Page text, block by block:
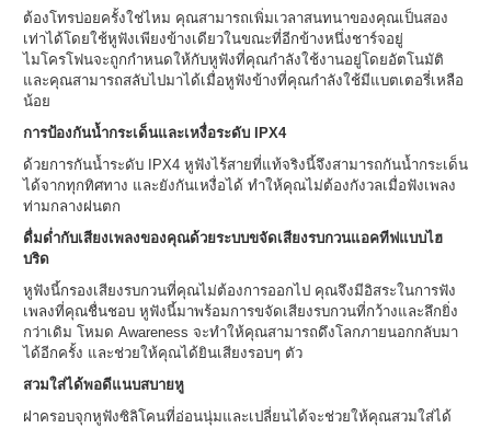
ต้องโทรบ่อยครั้งใช่ไหม คุณสามารถเพิ่มเวลาสนทนาของคุณเป็นสอง
เท่าได้โดยใช้หูฟังเพียงข้างเดียวในขณะที่อีกข้างหนึ่งชาร์จอยู่
ไมโครโฟนจะถูกกำหนดให้กับหูฟังที่คุณกำลังใช้งานอยู่โดยอัตโนมัติ
และคุณสามารถสลับไปมาได้เมื่อหูฟังข้างที่คุณกำลังใช้มีแบตเตอรี่เหลือ
น้อย
การป้องกันน้ำกระเด็นและเหงื่อระดับ IPX4
ด้วยการกันน้ำระดับ IPX4 หูฟังไร้สายที่แท้จริงนี้จึงสามารถกันน้ำกระเด็น
ได้จากทุกทิศทาง และยังกันเหงื่อได้ ทำให้คุณไม่ต้องกังวลเมื่อฟังเพลง
ท่ามกลางฝนตก
ดื่มด่ำกับเสียงเพลงของคุณด้วยระบบขจัดเสียงรบกวนแอคทีฟแบบไฮ
บริด
หูฟังนี้กรองเสียงรบกวนที่คุณไม่ต้องการออกไป คุณจึงมีอิสระในการฟัง
เพลงที่คุณชื่นชอบ หูฟังนี้มาพร้อมการขจัดเสียงรบกวนที่กว้างและลึกยิ่ง
กว่าเดิม โหมด Awareness จะทำให้คุณสามารถดึงโลกภายนอกกลับมา
ได้อีกครั้ง และช่วยให้คุณได้ยินเสียงรอบๆ ตัว
สวมใส่ได้พอดีแนบสบายหู
ฝาครอบจุกหูฟังซิลิโคนที่อ่อนนุ่มและเปลี่ยนได้จะช่วยให้คุณสวมใส่ได้